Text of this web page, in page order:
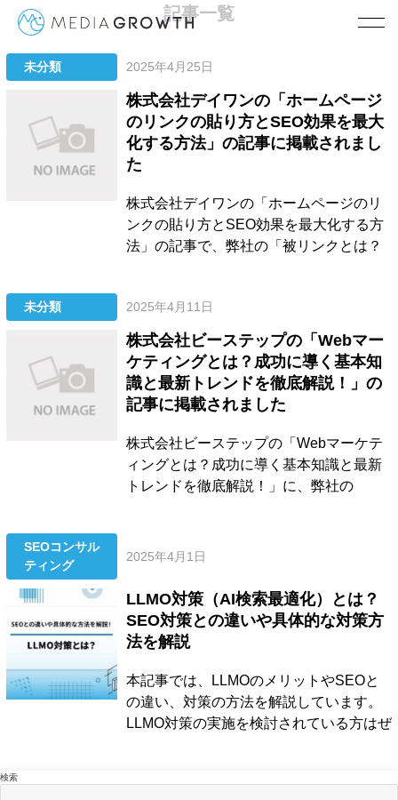
TOP
記事一覧
未分類 2025年4月25日
株式会社デイワンの「ホームページ
のリンクの貼り方とSEO効果を最大
化する方法」の記事に掲載されまし
た
株式会社デイワンの「ホームページのリ
ンクの貼り方とSEO効果を最大化する方
法」の記事で、弊社の「被リンクとは？
だきました。 リンクの種類や設置方法ま
で解説されています。詳細は以下をご覧
ください。 ホームページのリンクの貼り
方とSEO効果を最大化す...
未分類 2025年4月11日
株式会社ビーステップの「Webマー
ケティングとは？成功に導く基本知
識と最新トレンドを徹底解説！」の
記事に掲載されました
株式会社ビーステップの「Webマーケテ
ィングとは？成功に導く基本知識と最新
トレンドを徹底解説！」に、弊社の
だきました。 Instagram運用会社の目線で
いるので、興味のある方は以下をご覧く
ださい。 Webマ...
SEOコンサル
ティング
2025年4月1日
LLMO対策（AI検索最適化）とは？
SEO対策との違いや具体的な対策方
法を解説
本記事では、LLMOのメリットやSEOと
の違い、対策の方法を解説しています。
LLMO対策の実施を検討されている方はぜ
検索